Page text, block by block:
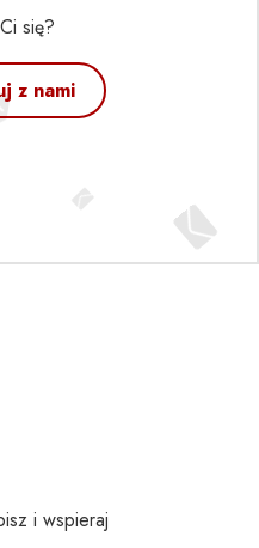
się?
z nami
i wspieraj